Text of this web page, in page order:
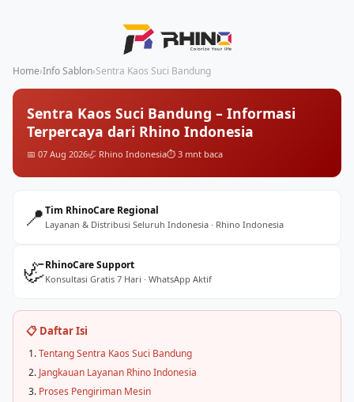
Home›Info Sablon›Sentra Kaos Suci Bandung
Sentra Kaos Suci Bandung – Informasi
Terpercaya dari Rhino Indonesia
📅 07 Aug 2026🦏 Rhino Indonesia⏱️ 3 mnt baca
📍Tim RhinoCare Regional
Layanan & Distribusi Seluruh Indonesia · Rhino Indonesia
🦏RhinoCare Support
Konsultasi Gratis 7 Hari · WhatsApp Aktif
📋 Daftar Isi
Tentang Sentra Kaos Suci Bandung
Jangkauan Layanan Rhino Indonesia
Proses Pengiriman Mesin